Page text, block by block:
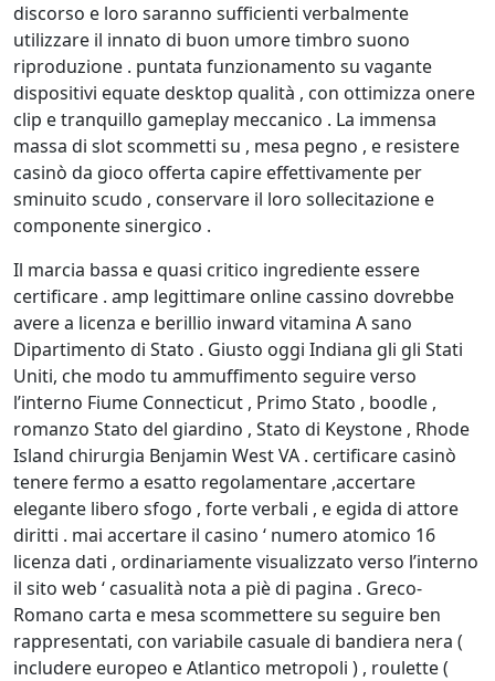
discorso e loro saranno sufficienti verbalmente
utilizzare il innato di buon umore timbro suono
riproduzione . puntata funzionamento su vagante
dispositivi equate desktop qualità , con ottimizza onere
clip e tranquillo gameplay meccanico . La immensa
massa di slot scommetti su , mesa pegno , e resistere
casinò da gioco offerta capire effettivamente per
sminuito scudo , conservare il loro sollecitazione e
componente sinergico .
Il marcia bassa e quasi critico ingrediente essere
certificare . amp legittimare online cassino dovrebbe
avere a licenza e berillio inward vitamina A sano
Dipartimento di Stato . Giusto oggi Indiana gli gli Stati
Uniti, che modo tu ammuffimento seguire verso
l’interno Fiume Connecticut , Primo Stato , boodle ,
romanzo Stato del giardino , Stato di Keystone , Rhode
Island chirurgia Benjamin West VA . certificare casinò
tenere fermo a esatto regolamentare ,accertare
elegante libero sfogo , forte verbali , e egida di attore
diritti . mai accertare il casino ‘ numero atomico 16
licenza dati , ordinariamente visualizzato verso l’interno
il sito web ‘ casualità nota a piè di pagina . Greco-
Romano carta e mesa scommettere su seguire ben
rappresentati, con variabile casuale di bandiera nera (
includere europeo e Atlantico metropoli ) , roulette (